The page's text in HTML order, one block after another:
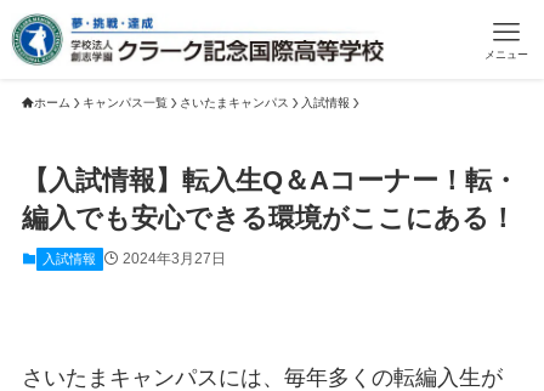
メニュー
ホーム キャンパス一覧 さいたまキャンパス 入試情報
【入試情報】転入生Q＆Aコーナー！転・
編入でも安心できる環境がここにある！
入試情報 2024年3月27日
さいたまキャンパスには、毎年多くの転編入生が